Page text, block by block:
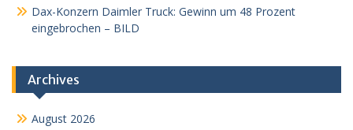
Dax-Konzern Daimler Truck: Gewinn um 48 Prozent
eingebrochen – BILD
Archives
August 2026